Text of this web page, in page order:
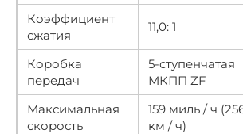
Коэффициент
сжатия
11,0: 1
Коробка
передач
5-ступенчатая
МКПП ZF
Максимальная
скорость
159 миль / ч
км / ч)